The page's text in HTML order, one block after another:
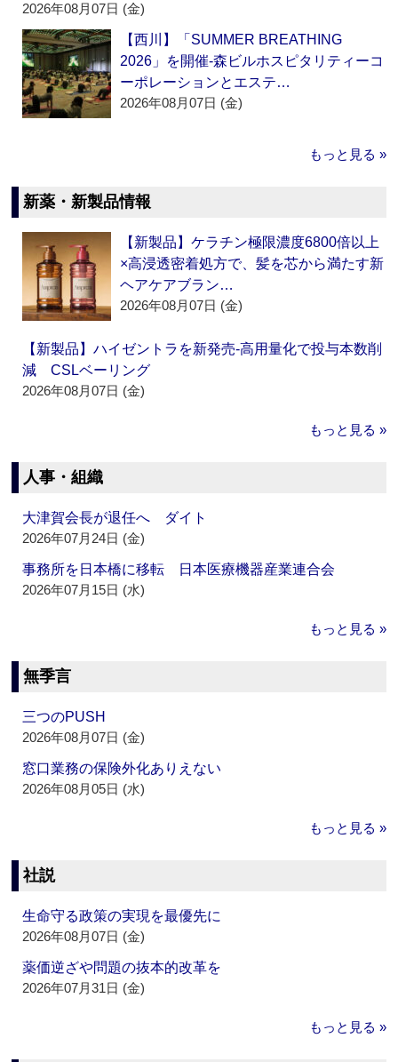
2026年08月07日 (金)
【西川】「SUMMER BREATHING
2026」を開催‐森ビルホスピタリティーコ
ーポレーションとエステ…
2026年08月07日 (金)
もっと見る »
新薬・新製品情報
【新製品】ケラチン極限濃度6800倍以上
×高浸透密着処方で、髪を芯から満たす新
ヘアケアブラン…
2026年08月07日 (金)
【新製品】ハイゼントラを新発売‐高用量化で投与本数削
減 CSLベーリング
2026年08月07日 (金)
もっと見る »
人事・組織
大津賀会長が退任へ ダイト
2026年07月24日 (金)
事務所を日本橋に移転 日本医療機器産業連合会
2026年07月15日 (水)
もっと見る »
無季言
三つのPUSH
2026年08月07日 (金)
窓口業務の保険外化ありえない
2026年08月05日 (水)
もっと見る »
社説
生命守る政策の実現を最優先に
2026年08月07日 (金)
薬価逆ざや問題の抜本的改革を
2026年07月31日 (金)
もっと見る »